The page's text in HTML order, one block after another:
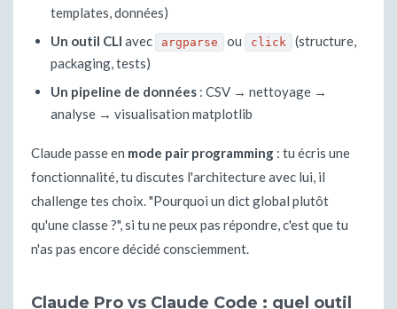
templates, données)
Un outil CLI avec argparse ou click
(structure,
packaging, tests)
Un pipeline de données : CSV → nettoyage →
analyse → visualisation matplotlib
Claude passe en mode pair programming : tu écris une
fonctionnalité, tu discutes l'architecture avec lui, il
challenge tes choix. "Pourquoi un dict global plutôt
qu'une classe ?", si tu ne peux pas répondre, c'est que tu
n'as pas encore décidé consciemment.
Claude Pro vs Claude Code : quel outil